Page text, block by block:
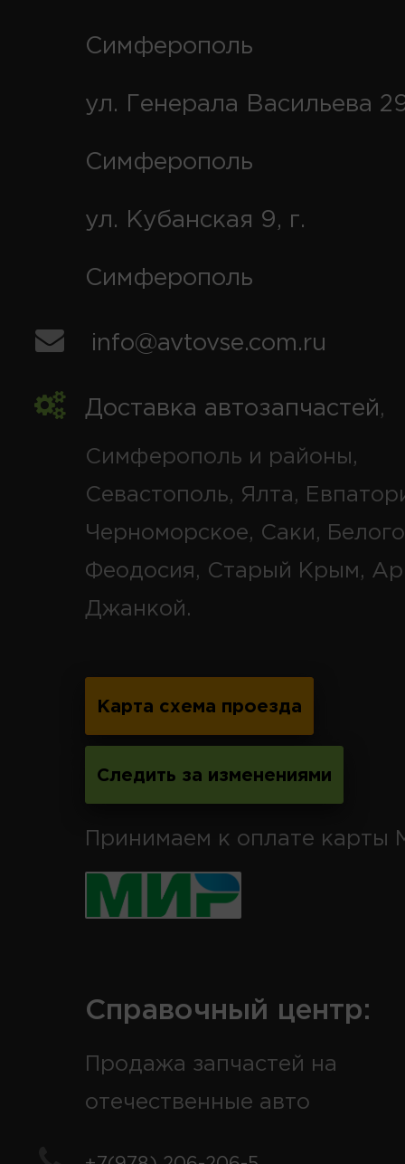
Симферополь
ул. Генерала Васильева
Симферополь
ул. Кубанская 9, г.
Симферополь
info@avtovse.com.ru
Доставка автозапчастей,
Симферополь и районы,
Севастополь, Ялта,
Черноморское, Саки,
Феодосия, Старый Крым,
Джанкой.
Карта схема проезда
Следить за изменениями
Принимаем к оплате карты
Справочный центр:
Продажа запчастей на
отечественные авто